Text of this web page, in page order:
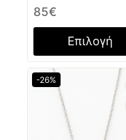
85€
Επιλογή
-26%